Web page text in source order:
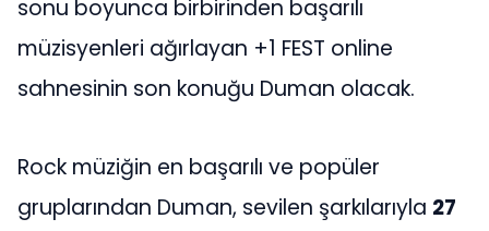
sonu boyunca birbirinden başarılı
müzisyenleri ağırlayan +1 FEST online
sahnesinin son konuğu Duman olacak.
Rock müziğin en başarılı ve popüler
gruplarından Duman, sevilen şarkılarıyla 27